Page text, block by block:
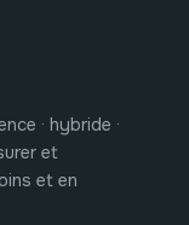
et
· hybride ·
et
et en